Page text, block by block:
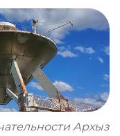
Архыз